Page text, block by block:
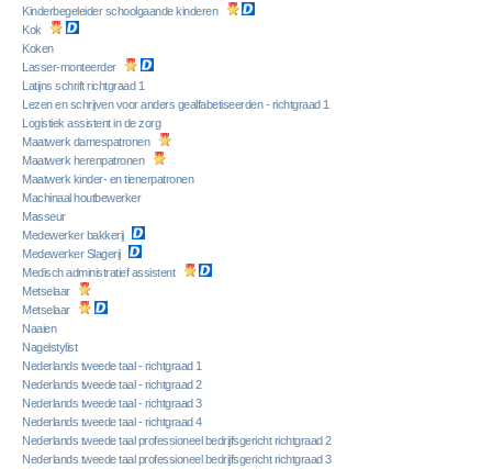
Kinderbegeleider schoolgaande kinderen
Kok
Koken
Lasser-monteerder
Latijns schrift richtgraad 1
Lezen en schrijven voor anders gealfabetiseerden - richtgraad 1
Logistiek assistent in de zorg
Maatwerk damespatronen
Maatwerk herenpatronen
Maatwerk kinder- en tienerpatronen
Machinaal houtbewerker
Masseur
Medewerker bakkerij
Medewerker Slagerij
Medisch administratief assistent
Metselaar
Metselaar
Naaien
Nagelstylist
Nederlands tweede taal - richtgraad 1
Nederlands tweede taal - richtgraad 2
Nederlands tweede taal - richtgraad 3
Nederlands tweede taal - richtgraad 4
Nederlands tweede taal professioneel bedrijfsgericht richtgraad 2
Nederlands tweede taal professioneel bedrijfsgericht richtgraad 3